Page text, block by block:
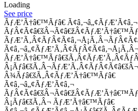
Loading
See price
ÃƒÆ’Ã†â€™Ãƒâ€ Ã¢â‚¬â„¢ÃƒÆ’Ã¢â‚¬
Â¾Ãƒâ€šÃ‚Â¢ÃƒÆ’Ã†â€™Ãƒâ€
Ã¢â‚¬â„¢ÃƒÆ’Ã¢â‚¬
Â¡Ãƒâ€šÃ‚Â¬ ÃƒÆ’Ã†â€™Ãƒâ€